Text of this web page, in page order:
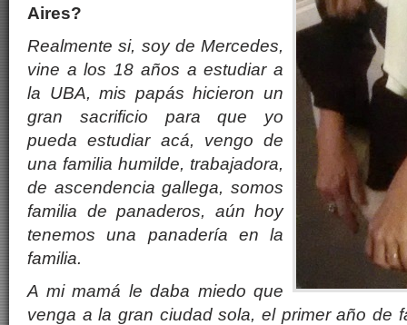
Aires?
Realmente si, soy de Mercedes,
vine a los 18 años a estudiar a
la UBA, mis papás hicieron un
gran sacrificio para que yo
pueda estudiar acá, vengo de
una familia humilde, trabajadora,
de ascendencia gallega, somos
familia de panaderos, aún hoy
tenemos una panadería en la
familia.
A mi mamá le daba miedo que
venga a la gran ciudad sola, el primer año de